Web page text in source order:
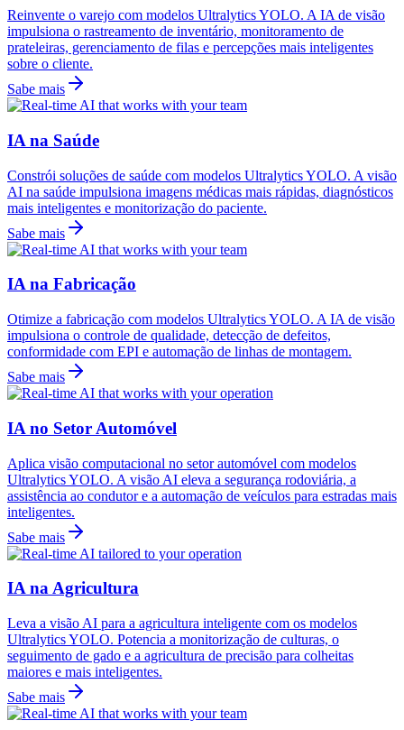
Reinvente o varejo com modelos Ultralytics YOLO. A IA de visão
impulsiona o rastreamento de inventário, monitoramento de
prateleiras, gerenciamento de filas e percepções mais inteligentes
sobre o cliente.
Sabe mais
IA na Saúde
Constrói soluções de saúde com modelos Ultralytics YOLO. A visão
AI na saúde impulsiona imagens médicas mais rápidas, diagnósticos
mais inteligentes e monitorização do paciente.
Sabe mais
IA na Fabricação
Otimize a fabricação com modelos Ultralytics YOLO. A IA de visão
impulsiona o controle de qualidade, detecção de defeitos,
conformidade com EPI e automação de linhas de montagem.
Sabe mais
IA no Setor Automóvel
Aplica visão computacional no setor automóvel com modelos
Ultralytics YOLO. A visão AI eleva a segurança rodoviária, a
assistência ao condutor e a automação de veículos para estradas mais
inteligentes.
Sabe mais
IA na Agricultura
Leva a visão AI para a agricultura inteligente com os modelos
Ultralytics YOLO. Potencia a monitorização de culturas, o
seguimento de gado e a agricultura de precisão para colheitas
maiores e mais inteligentes.
Sabe mais